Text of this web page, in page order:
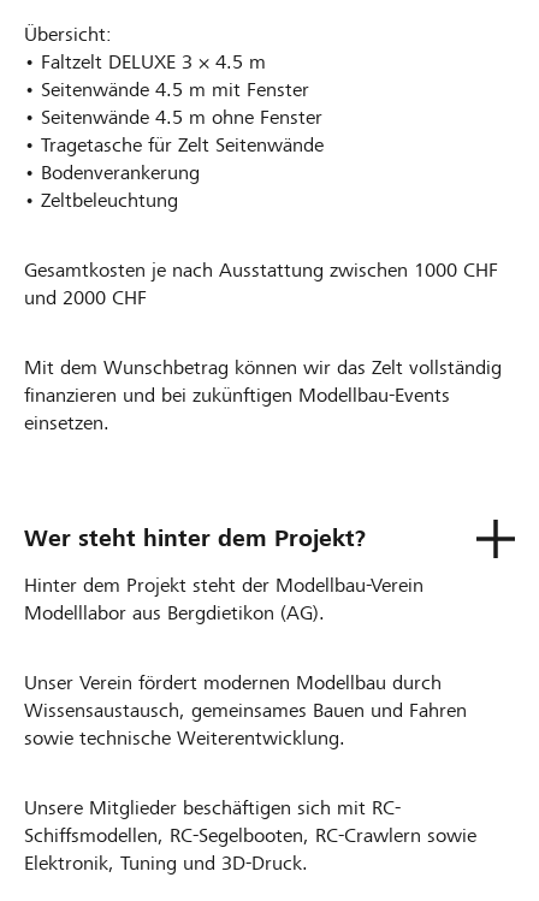
Übersicht:
• Faltzelt DELUXE 3 × 4.5 m
• Seitenwände 4.5 m mit Fenster
• Seitenwände 4.5 m ohne Fenster
• Tragetasche für Zelt Seitenwände
• Bodenverankerung
• Zeltbeleuchtung
Gesamtkosten je nach Ausstattung zwischen 1000 CHF
und 2000 CHF
Mit dem Wunschbetrag können wir das Zelt vollständig
finanzieren und bei zukünftigen Modellbau-Events
einsetzen.
Wer steht hinter dem Projekt?
Hinter dem Projekt steht der Modellbau-Verein
Modelllabor aus Bergdietikon (AG).
Unser Verein fördert modernen Modellbau durch
Wissensaustausch, gemeinsames Bauen und Fahren
sowie technische Weiterentwicklung.
Unsere Mitglieder beschäftigen sich mit RC-
Schiffsmodellen, RC-Segelbooten, RC-Crawlern sowie
Elektronik, Tuning und 3D-Druck.